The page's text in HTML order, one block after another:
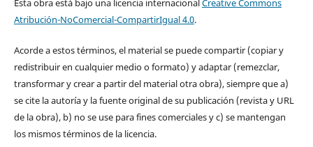
Esta obra está bajo una licencia internacional Creative Commons
Atribución-NoComercial-CompartirIgual 4.0.
Acorde a estos términos, el material se puede compartir (copiar y
redistribuir en cualquier medio o formato) y adaptar (remezclar,
transformar y crear a partir del material otra obra), siempre que a)
se cite la autoría y la fuente original de su publicación (revista y URL
de la obra), b) no se use para fines comerciales y c) se mantengan
los mismos términos de la licencia.